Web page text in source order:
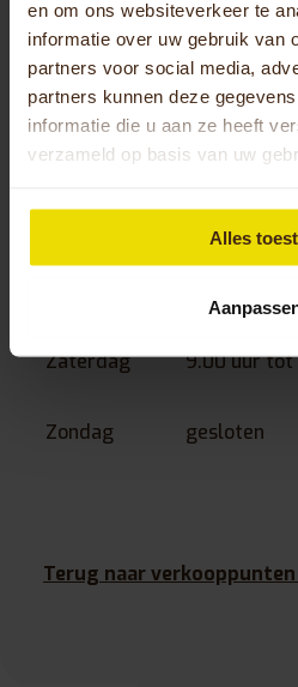
en om ons websiteverkeer te
informatie over uw gebruik van
partners voor social media,
partners kunnen deze
informatie die u aan ze heeft
verzameld op basis van uw
Alles
Woensdag
8.00 uur tot
van 13.00
Donderdag
8.00 uur tot
Vrijdag
8.00 uur tot
Zaterdag 9.00 uur tot
Zondag gesloten
Terug naar